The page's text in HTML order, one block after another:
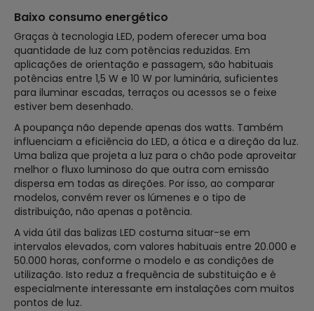
Baixo consumo energético
Graças à tecnologia LED, podem oferecer uma boa
quantidade de luz com potências reduzidas. Em
aplicações de orientação e passagem, são habituais
potências entre 1,5 W e 10 W por luminária, suficientes
para iluminar escadas, terraços ou acessos se o feixe
estiver bem desenhado.
A poupança não depende apenas dos watts. Também
influenciam a eficiência do LED, a ótica e a direção da luz.
Uma baliza que projeta a luz para o chão pode aproveitar
melhor o fluxo luminoso do que outra com emissão
dispersa em todas as direções. Por isso, ao comparar
modelos, convém rever os lúmenes e o tipo de
distribuição, não apenas a potência.
A vida útil das balizas LED costuma situar-se em
intervalos elevados, com valores habituais entre 20.000 e
50.000 horas, conforme o modelo e as condições de
utilização. Isto reduz a frequência de substituição e é
especialmente interessante em instalações com muitos
pontos de luz.